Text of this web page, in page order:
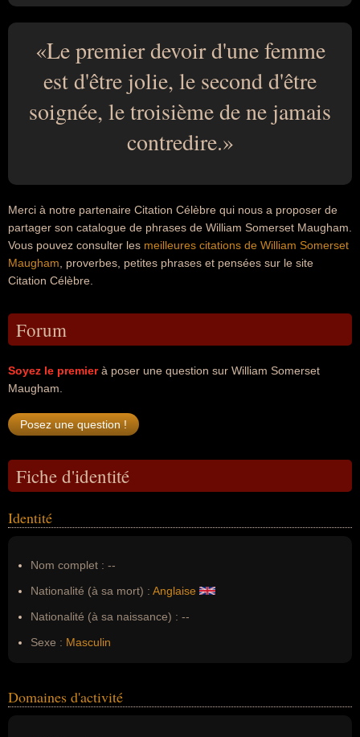
Le premier devoir d'une femme
est d'être jolie, le second d'être
soignée, le troisième de ne jamais
contredire.
Merci à notre partenaire Citation Célèbre qui nous a proposer de
partager son catalogue de phrases de William Somerset Maugham.
Vous pouvez consulter les meilleures citations de William Somerset
Maugham , proverbes, petites phrases et pensées sur le site
Citation Célèbre.
Forum
Soyez le premierà poser une question sur William Somerset
Maugham.
Fiche d'identité
Identité
Nom complet : --
Nationalité (à sa mort) : Anglaise
Nationalité (à sa naissance) : --
Sexe : Masculin
Domaines d'activité